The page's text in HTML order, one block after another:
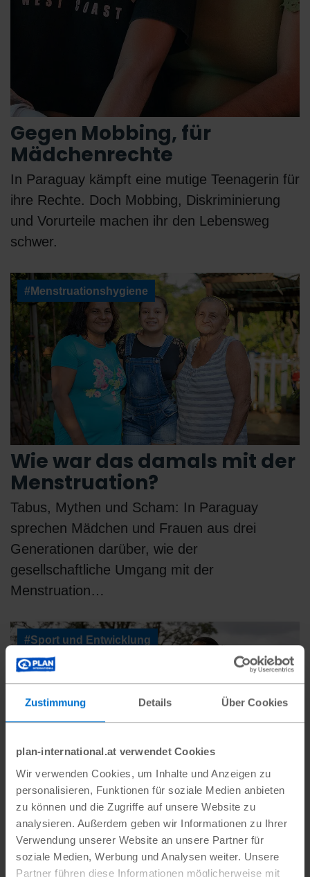
Zustimmung Details Über Cookies
plan-international.at verwendet Cookies
Wir verwenden Cookies, um Inhalte und Anzeigen zu
personalisieren, Funktionen für soziale Medien anbieten
zu können und die Zugriffe auf unsere Website zu
analysieren. Außerdem geben wir Informationen zu Ihrer
Verwendung unserer Website an unsere Partner für
soziale Medien, Werbung und Analysen weiter. Unsere
Partner führen diese Informationen möglicherweise mit
Gegen Mobbing, für
Mädchenrechte
In Paraguay kämpft eine mutige Teenagerin für
ihre Rechte. Doch Mobbing, Diskriminierung
und Vorurteile machen ihr den Lebensweg
schwer.
#Menstruationshygiene
Wie war das damals mit der
Menstruation?
Tabus, Mythen und Scham: In Paraguay
sprechen Mädchen und Frauen aus drei
Generationen darüber, wie der
gesellschaftliche Umgang mit der
Menstruation…
#Sport und Entwicklung
Die Kraft des Fußballs
Nicht nur während großer Fußball-Events wird
gemeinschaftlich gekickt, auch auf anderen